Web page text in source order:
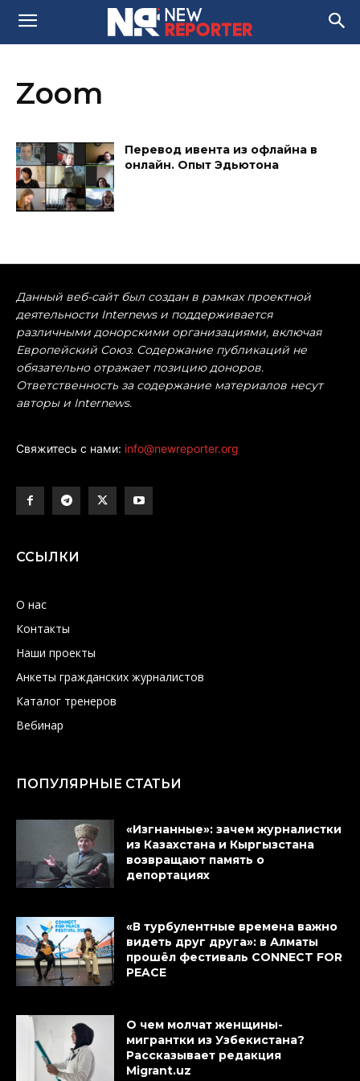
Zoom
Перевод ивента из офлайна в
онлайн. Опыт Эдьютона
Данный веб-сайт был создан в рамках проектной
деятельности Internews и поддерживается
различными донорскими организациями, включая
Европейский Союз. Содержание публикаций не
обязательно отражает позицию доноров.
Ответственность за содержание материалов несут
авторы и Internews.
Свяжитесь с нами: info@newreporter.org
ССЫЛКИ
О нас
Контакты
Наши проекты
Анкеты гражданских журналистов
Каталог тренеров
Вебинар
ПОПУЛЯРНЫЕ СТАТЬИ
«Изгнанные»: зачем журналистки
из Казахстана и Кыргызстана
возвращают память о
депортациях
«В турбулентные времена важно
видеть друг друга»: в Алматы
прошёл фестиваль CONNECT FOR
PEACE
О чем молчат женщины-
мигрантки из Узбекистана?
Рассказывает редакция
Migrant.uz